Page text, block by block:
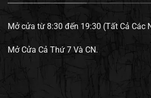
Mở cửa từ 8:30 đến 19:30 (Tất Cả Các
Mở Cửa Cả Thứ 7 Và CN.